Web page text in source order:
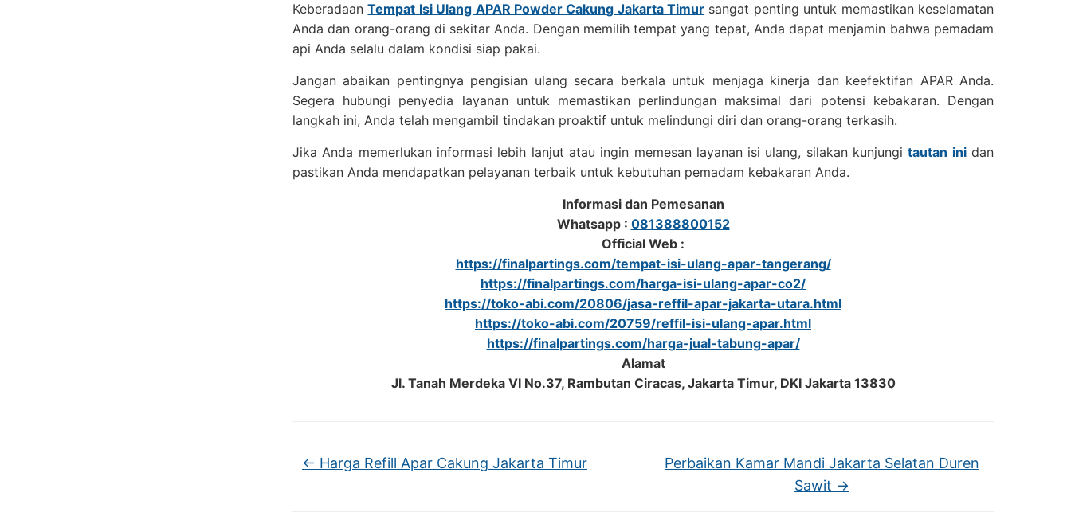
KeberadaanTempat Isi Ulang APAR Powder Cakung Jakarta Timur sangat penting untuk memastikan keselamatan
Anda dan orang-orang di sekitar Anda. Dengan memilih tempat yang tepat, Anda dapat menjamin bahwa pemadam
api Anda selalu dalam kondisi siap pakai.
Jangan abaikan pentingnya pengisian ulang secara berkala untuk menjaga kinerja dan keefektifan APAR Anda.
Segera hubungi penyedia layanan untuk memastikan perlindungan maksimal dari potensi kebakaran. Dengan
langkah ini, Anda telah mengambil tindakan proaktif untuk melindungi diri dan orang-orang terkasih.
Jika Anda memerlukan informasi lebih lanjut atau ingin memesan layanan isi ulang, silakan kunjungitautan inidan
pastikan Anda mendapatkan pelayanan terbaik untuk kebutuhan pemadam kebakaran Anda.
Informasi dan Pemesanan
Whatsapp : 081388800152
Official Web :
https://finalpartings.com/tempat-isi-ulang-apar-tangerang/
https://finalpartings.com/harga-isi-ulang-apar-co2/
https://toko-abi.com/20806/jasa-reffil-apar-jakarta-utara.html
https://toko-abi.com/20759/reffil-isi-ulang-apar.html
https://finalpartings.com/harga-jual-tabung-apar/
Alamat
Jl. Tanah Merdeka VI No.37, Rambutan Ciracas, Jakarta Timur, DKI Jakarta 13830
← Harga Refill Apar Cakung Jakarta Timur
Perbaikan Kamar Mandi Jakarta Selatan Duren
Sawit →